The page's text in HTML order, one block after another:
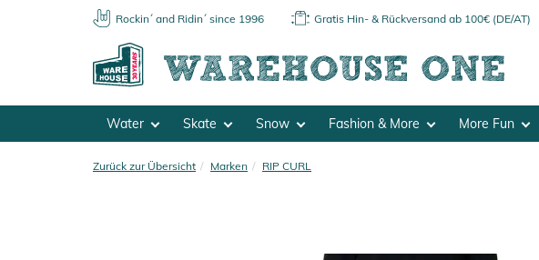
Rockin´ and Ridin´ since 1996 Gratis Hin- & Rückversand ab 100€ (DE/AT)
Water Skate Snow Fashion & More More Fun
Zurück zur Übersicht Marken RIP CURL